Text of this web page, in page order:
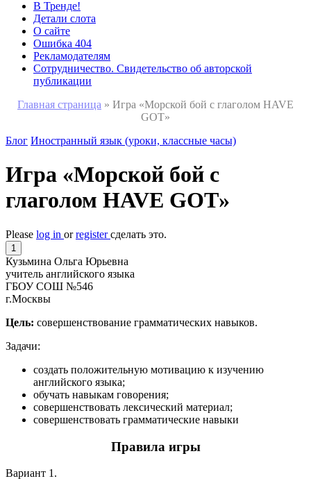
В Тренде!
Детали слота
О сайте
Ошибка 404
Рекламодателям
Сотрудничество. Свидетельство об авторской
публикации
Главная страница » Игра «Морской бой с глаголом HAVE
GOT»
Блог Иностранный язык (уроки, классные часы)
Игра «Морской бой с
глаголом HAVE GOT»
Please log in orregisterсделать это.
1
Кузьмина Ольга Юрьевна
учитель английского языка
ГБОУ СОШ №546
г.Москвы
Цель: совершенствование грамматических навыков.
Задачи:
создать положительную мотивацию к изучению
английского языка;
обучать навыкам говорения;
совершенствовать лексический материал;
совершенствовать грамматические навыки
Правила игры
Вариант 1.